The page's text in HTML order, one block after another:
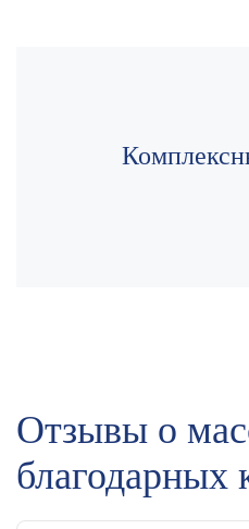
Отзывы о
благодарных